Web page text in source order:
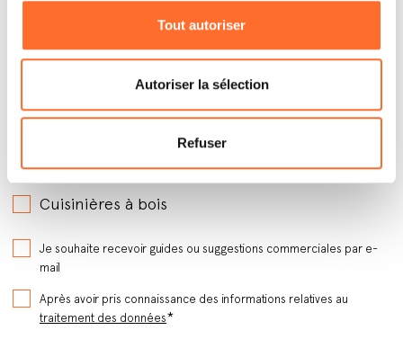
Tout autoriser
Autoriser la sélection
Refuser
Poêles à granules canalisables
Inserts à granules
Cuisinières à bois
Je souhaite recevoir guides ou suggestions commerciales par e-
mail
Après avoir pris connaissance des informations relatives au
traitement des données*